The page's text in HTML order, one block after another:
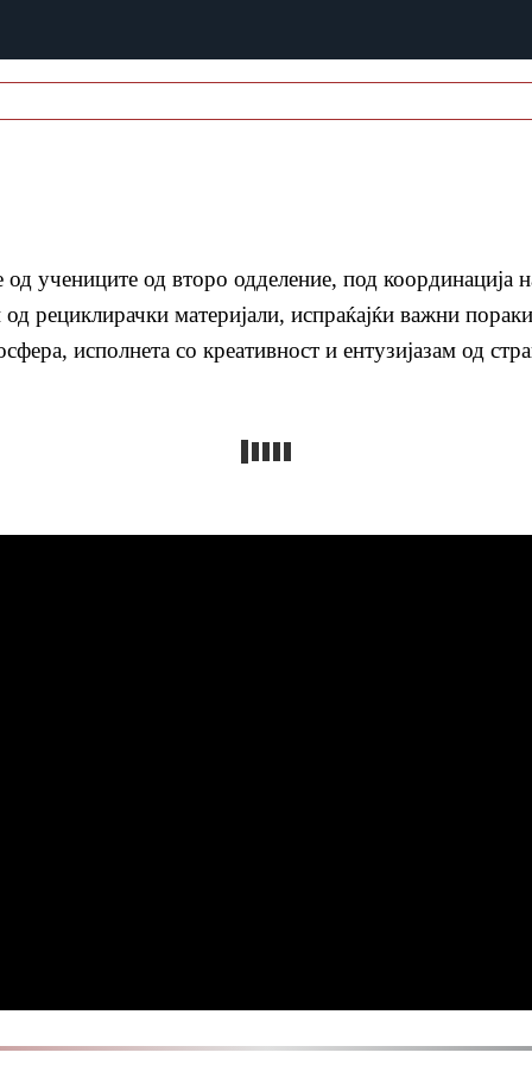
учениците од второ одделение, под
рециклирачки материјали, испраќајќи важни
исполнета со креативност и ентузијазам од